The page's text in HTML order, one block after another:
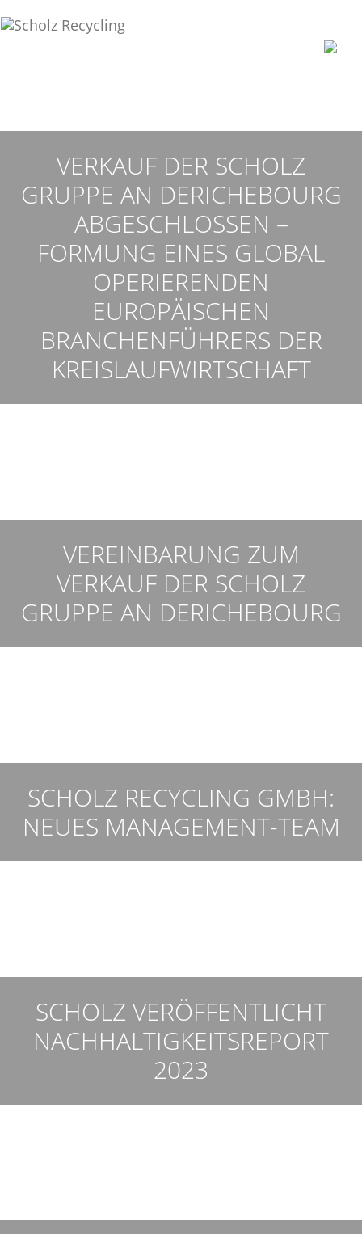
VERKAUF DER SCHOLZ
GRUPPE AN DERICHEBOURG
ABGESCHLOSSEN –
FORMUNG EINES GLOBAL
OPERIERENDEN
EUROPÄISCHEN
BRANCHENFÜHRERS DER
KREISLAUFWIRTSCHAFT
VEREINBARUNG ZUM
VERKAUF DER SCHOLZ
GRUPPE AN DERICHEBOURG
SCHOLZ RECYCLING GMBH:
NEUES MANAGEMENT-TEAM
SCHOLZ VERÖFFENTLICHT
NACHHALTIGKEITSREPORT
2023